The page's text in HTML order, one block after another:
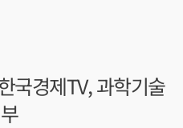
국경제TV, 과학기술